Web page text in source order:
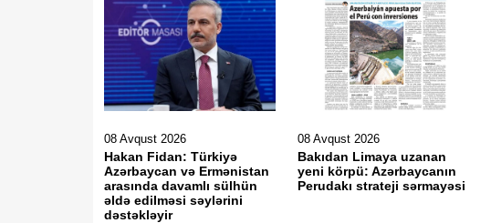
08 Avqust 2026
Hakan Fidan: Türkiyə
Azərbaycan və Ermənistan
arasında davamlı sülhün
əldə edilməsi səylərini
dəstəkləyir
08 Avqust 2026
Bakıdan Limaya uzanan
yeni körpü: Azərbaycanın
Perudakı strateji sərmayəsi